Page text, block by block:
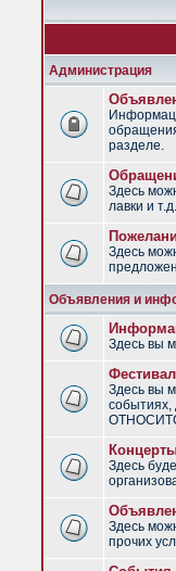
Администрация
разделе.
Здесь
лавки и т.д.
Здесь
Объявления и
Здесь вы
Здесь вы
событиях,
Здесь
Здесь
прочих